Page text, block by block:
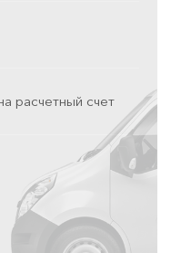
расчетный счет